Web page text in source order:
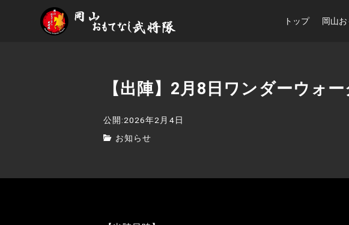
トップ 岡山
【出陣】2月8日ワンダーウォ
公開:2026年2月4日
お知らせ